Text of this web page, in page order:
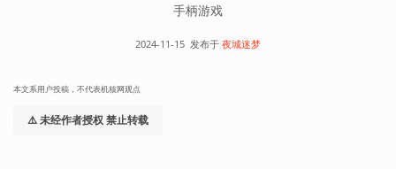
手柄游戏
2024-11-15 发布于 夜城迷梦
本文系用户投稿，不代表机核网观点
⚠️ 未经作者授权 禁止转载